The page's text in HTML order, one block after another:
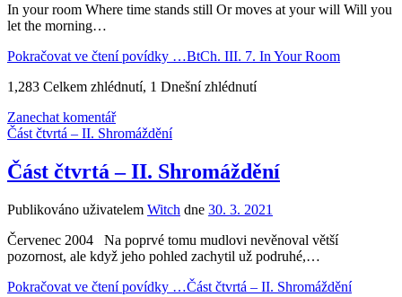
In your room Where time stands still Or moves at your will Will you
let the morning…
Pokračovat ve čtení povídky …BtCh. III. 7. In Your Room
1,283 Celkem zhlédnutí, 1 Dnešní zhlédnutí
Zanechat komentář
Část čtvrtá – II. Shromáždění
Část čtvrtá – II. Shromáždění
Publikováno uživatelem Witch dne 30. 3. 2021
Červenec 2004 Na poprvé tomu mudlovi nevěnoval větší
pozornost, ale když jeho pohled zachytil už podruhé,…
Pokračovat ve čtení povídky …Část čtvrtá – II. Shromáždění